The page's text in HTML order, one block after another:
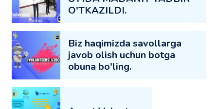
O'TKAZILDI.
Biz haqimizda savollarga
javob olish uchun botga
obuna bo'ling.